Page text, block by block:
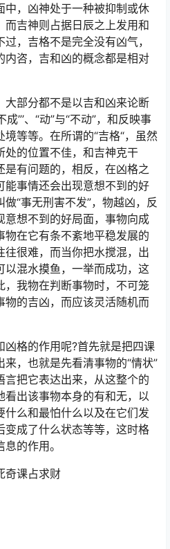
中，凶神处于一种被抑制或休
而吉神则占据日辰之上发用和
，吉格不是完全没有凶气，
内咨，吉和凶的概念都是相对
大部分都不是以吉和凶来论断
”’、“动”与“不动”，和反映事
等等。在所谓的“吉格“，虽然
处的位置不佳，和吉神克干
是有问题的，相反，在凶格之
能事情还会出现意想不到的好
“事无刑害不发”，物越凶，反
意想不到的好局面，事物向成
在它有条不紊地平稳发展的
往很难，而当你把水搅混，出
以混水摸鱼，一举而成功，这
，我物在判断事物时，不可笼
物的吉凶，而应该灵活随机而
格的作用呢?首先就是把四课
，也就是先看清事物的“情状”
把它表达出来，从这整个的
出该事物本身的有和无，以
什么和最怕什么以及在它们发
变成了什么状态等等，这时格
的作用。
奇课占求财